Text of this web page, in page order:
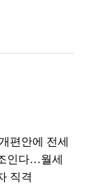
편안에 전세
인다…월세
직격